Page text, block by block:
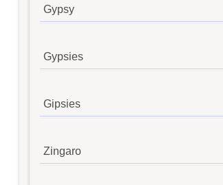
Gypsy
Gypsies
Gipsies
Zingaro